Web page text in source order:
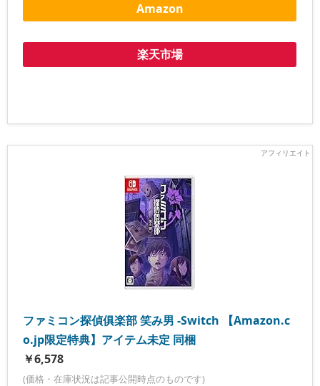
Amazon
楽天市場
ファミコン探偵俱楽部 笑み男 -Switch 【Amazon.c
o.jp限定特典】アイテム未定 同梱
￥6,578
(価格・在庫状況は記事公開時点のものです)